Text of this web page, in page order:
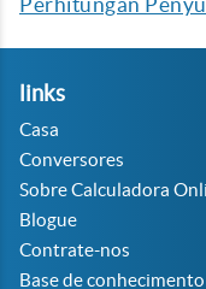
links
Casa
Conversores
Sobre Calculadora
Blogue
Contrate-nos
Base de conhecimento